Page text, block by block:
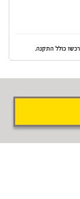
כולל התקנה.
דיווח על טעות